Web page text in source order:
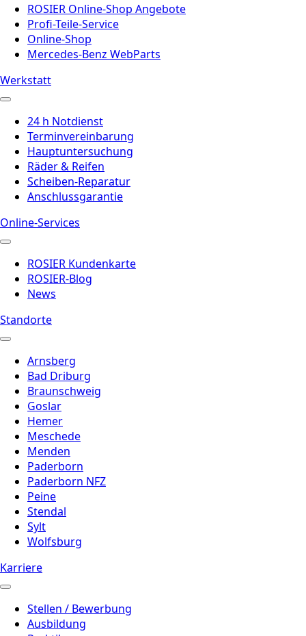
ROSIER Online-Shop Angebote
Profi-Teile-Service
Online-Shop
Mercedes-Benz WebParts
Werkstatt
24 h Notdienst
Terminvereinbarung
Hauptuntersuchung
Räder & Reifen
Scheiben-Reparatur
Anschlussgarantie
Online-Services
ROSIER Kundenkarte
ROSIER-Blog
News
Standorte
Arnsberg
Bad Driburg
Braunschweig
Goslar
Hemer
Meschede
Menden
Paderborn
Paderborn NFZ
Peine
Stendal
Sylt
Wolfsburg
Karriere
Stellen / Bewerbung
Ausbildung